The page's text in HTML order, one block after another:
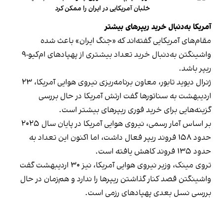
خلبان آمریکایی در ایران را ممکن کرد
آمریکا به‌دنبال خرید ریپرهای بیشتر
مقام‌های آمریکایی گفته‌اند که «جنگ ایران» باعث شده
واشینگتن به‌دنبال خرید تعداد بیشتری از پهپادهای ام‌کیو-۹
ریپر باشد.
ژنرال دیوید تابور، معاون برنامه‌ریزی نیروی هوایی آمریکا، ۲۳
اردیبهشت به سناتورها گفت ارتش آمریکا در حال بررسی
گزینه‌هایی برای خرید فوری ریپرهای بیشتر است.
بر اساس آمار رسمی، نیروی هوایی آمریکا در پایان سال ۲۰۲۵
حدود ۱۵۸ فروند ریپر فعال داشت، اما اکنون این تعداد به
حدود ۱۳۵ فروند کاهش یافته است.
تروی مینک، وزیر نیروی هوایی آمریکا، نیز ۳۰ اردیبهشت گفت
واشینگتن قصد کنار گذاشتن ریپرها را ندارد و هم‌زمان در حال
بررسی نسل بعدی پهپادهای رزمی است.